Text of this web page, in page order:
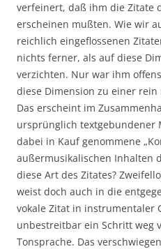
verfeinert, daß ihm die Zitate
erscheinen mußten. Wie wir
reichlich eingeflossenen
nichts ferner, als auf diese
verzichten. Nur war ihm
diese Dimension zu einer
Das erscheint im
ursprünglich textgebundener
dabei in Kauf genommene
außermusikalischen Inhalten
diese Art des Zitates?
weist doch auch in die
vokale Zitat in instrumentaler
unbestreitbar ein Schritt weg
Tonsprache. Das